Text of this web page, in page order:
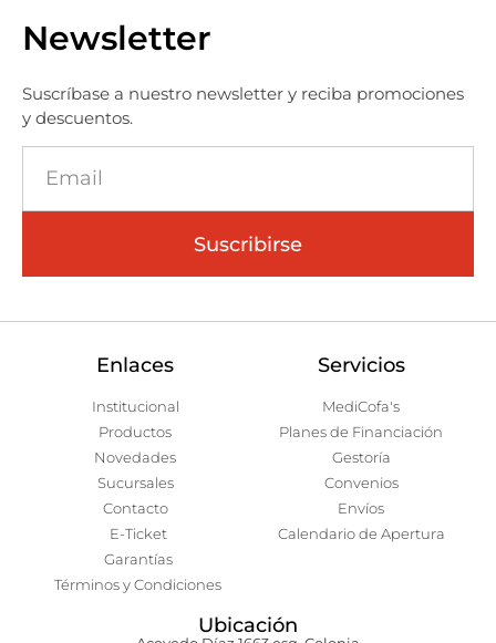
Newsletter
Suscríbase a nuestro newsletter y reciba promociones
y descuentos.
Suscribirse
Enlaces
Institucional
Productos
Novedades
Sucursales
Contacto
E-Ticket
Garantías
Términos y Condiciones
Servicios
MediCofa's
Planes de Financiación
Gestoría
Convenios
Envíos
Calendario de Apertura
Ubicación